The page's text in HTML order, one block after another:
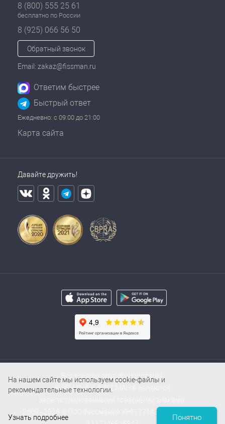
8 (800) 555 25 61
бесплатно по России
8 (925) 066 56 50
Обратный звонок
Email: zakaz@fissman.ru
Ответим быстрее
Быстрый ответ
Ежедневно: с 09:00 до 21:00
Карта сайта
Давайте дружить!
Все товары сертифицированы.
FISSMAN® и ФИССМАН® являются
2009 - 2026 © ООО Фиссмания ИНН 7714854000 / ОГРН
На нашем сайте мы используем cookie-файлы и
рекомендательные технологии.
Узнать подробнее Понятно